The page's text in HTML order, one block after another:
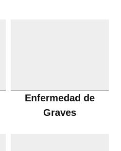
Enfermedad de
Graves